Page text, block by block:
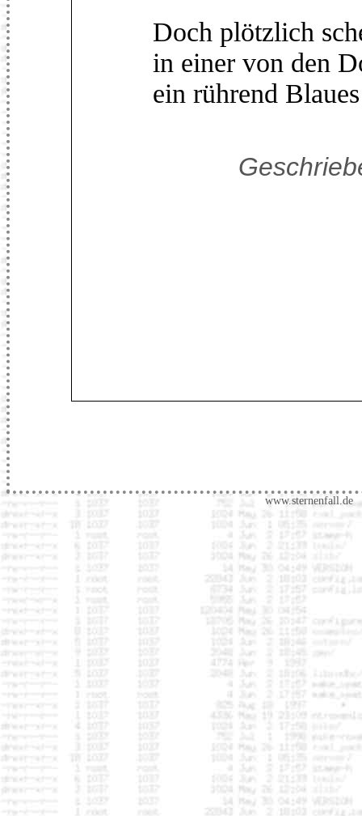
Doch plötzlich
in einer von den
ein rührend
www.sternenfall.de